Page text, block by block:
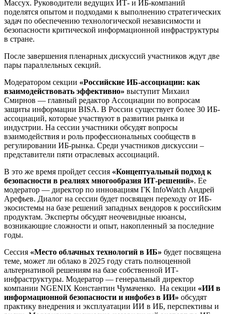
Массух. Руководители ведущих ИТ- и ИБ-компаний
поделятся опытом и подходами к выполнению стратегических
задач по обеспечению технологической независимости и
безопасности критической информационной инфраструктуры
в стране.
После завершения пленарных дискуссий участников ждут две
пары параллельных секций.
Модератором секции «Российские ИБ-ассоциации: как
взаимодействовать эффективно» выступит Михаил
Смирнов — главный редактор Ассоциации по вопросам
защиты информации BISA. В России существует более 30 ИБ-
ассоциаций, которые участвуют в развитии рынка и
индустрии. На сессии участники обсудят вопросы
взаимодействия и роль профессиональных сообществ в
регулировании ИБ-рынка. Среди участников дискуссии –
представители пяти отраслевых ассоциаций.
В это же время пройдет сессия «Концептуальный подход к
безопасности в реалиях многообразия ИТ-решений». Ее
модератор — директор по инновациям ГК InfoWatch Андрей
Арефьев. Диалог на сессии будет посвящен переходу от ИБ-
экосистемы на базе решений западных вендоров к российским
продуктам. Эксперты обсудят неочевидные нюансы,
возникающие сложности и опыт, накопленный за последние
годы.
Сессия «Место облачных технологий в ИБ» будет посвящена
теме, может ли облако в 2025 году стать полноценной
альтернативой решениям на базе собственной ИТ-
инфраструктуры. Модератор — генеральный директор
компании NGENIX Константин Чумаченко. На секции «ИИ в
информационной безопасности и инфобез в ИИ» обсудят
практику внедрения и эксплуатации ИИ в ИБ, перспективы и